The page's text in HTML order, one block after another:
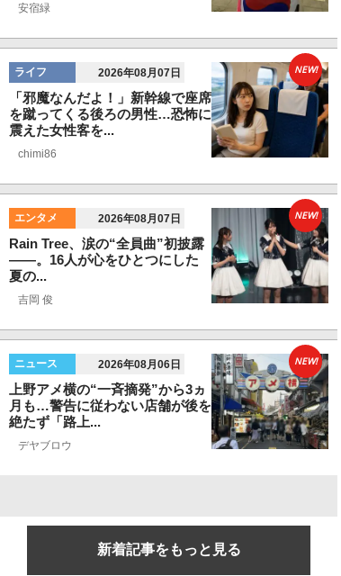
安宿緑
ライフ 2026年08月07日
「邪魔なんだよ！」新幹線で座席
を蹴ってくる後ろの男性…恐怖に
震えた女性客を...
chimi86
NEW!
エンタメ 2026年08月07日
Rain Tree、涙の“全員曲”初披露
――。16人が心をひとつにした
夏の...
吉岡 俊
NEW!
ニュース 2026年08月06日
上野アメ横の“一斉摘発”から3ヵ
月も…警告に従わない店舗が後を
絶たず「路上...
デヤブロウ
NEW!
新着記事をもっと見る